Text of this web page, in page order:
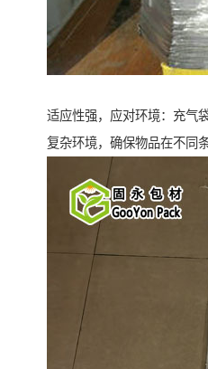
适应性强，应对环境：充气
复杂环境，确保物品在不同